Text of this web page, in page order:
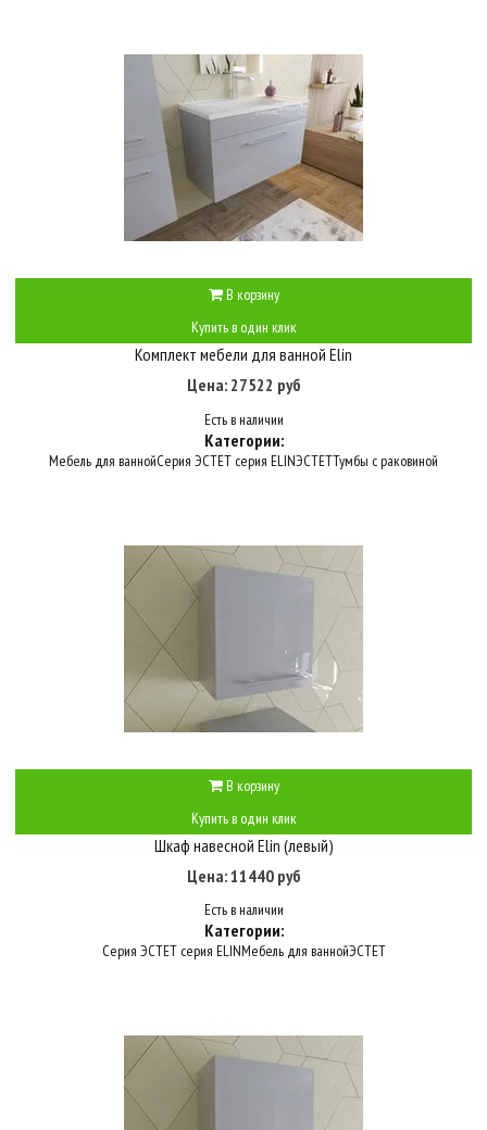
В корзину
Купить в один клик
Комплект мебели для ванной Elin
Цена: 27522 руб
Есть в наличии
Категории:
Мебель для ваннойСерия ЭСТЕТ серия ELINЭСТЕТТумбы с раковиной
В корзину
Купить в один клик
Шкаф навесной Elin (левый)
Цена: 11440 руб
Есть в наличии
Категории:
Серия ЭСТЕТ серия ELINМебель для ваннойЭСТЕТ